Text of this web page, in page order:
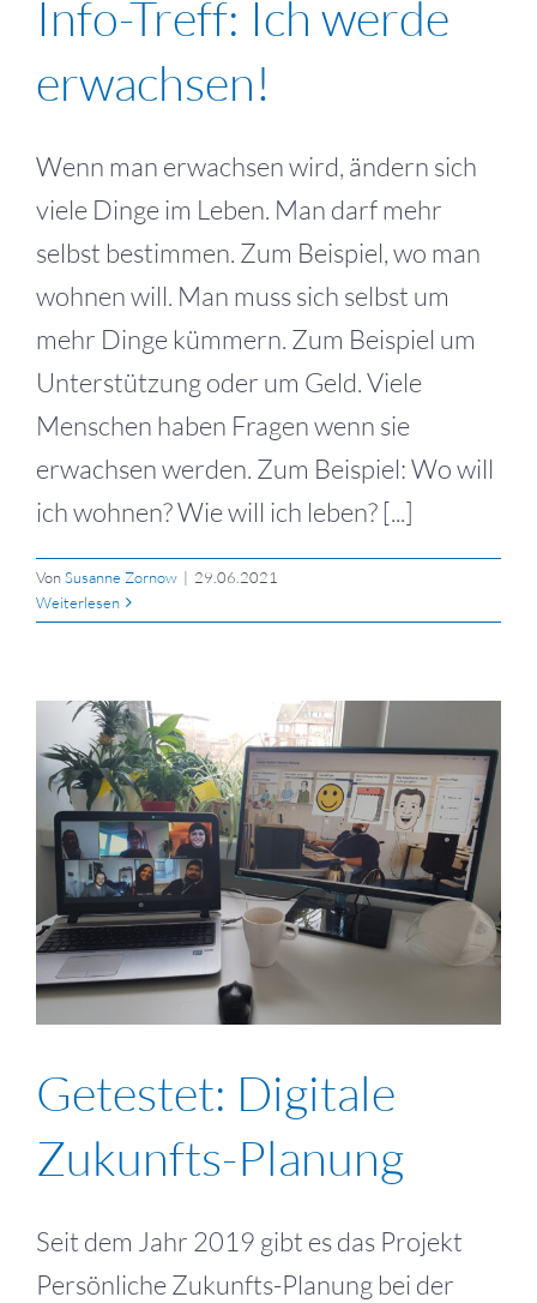
Info-Treff: Ich werde
erwachsen!
Wenn man erwachsen wird, ändern sich
viele Dinge im Leben. Man darf mehr
selbst bestimmen. Zum Beispiel, wo man
wohnen will. Man muss sich selbst um
mehr Dinge kümmern. Zum Beispiel um
Unterstützung oder um Geld. Viele
Menschen haben Fragen wenn sie
erwachsen werden. Zum Beispiel: Wo will
ich wohnen? Wie will ich leben? [...]
VonSusanne Zornow | 29.06.2021
Weiterlesen
Getestet: Digitale
Zukunfts-Planung
Seit dem Jahr 2019 gibt es das Projekt
Persönliche Zukunfts-Planung bei der